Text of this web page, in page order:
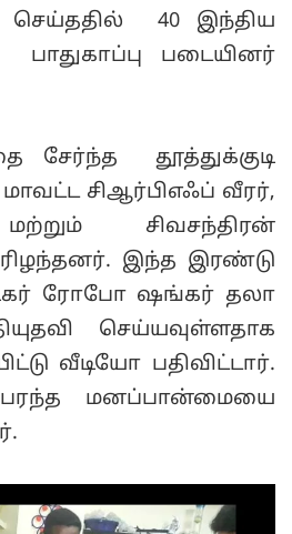
செய்ததில் 40 இந்திய
படையினர்
சேர்ந்த தூத்துக்குடி
சிஆர்பிஎஃப் வீரர்,
மற்றும் சிவசந்திரன்
இந்த இரண்டு
ரோபோ ஷங்கர் தலா
செய்யவுள்ளதாக
வீடியோ பதிவிட்டார்.
மனப்பான்மையை